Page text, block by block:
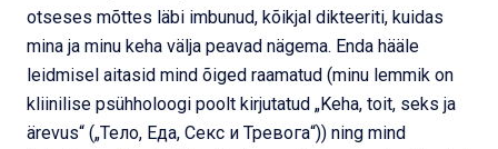
otseses mõttes läbi imbunud, kõikjal dikteeriti, kuidas
mina ja minu keha välja peavad nägema. Enda hääle
leidmisel aitasid mind õiged raamatud (minu lemmik on
kliinilise psühholoogi poolt kirjutatud „Keha, toit, seks ja
ärevus“ („Тело, Еда, Секс и Тревога“)) ning mind